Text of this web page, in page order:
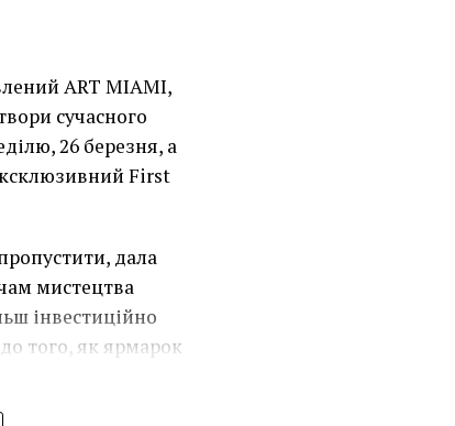
ART MIAMI,
сучасного
26 березня, а
First
дала
мистецтва
інвестиційно
того, як ярмарок